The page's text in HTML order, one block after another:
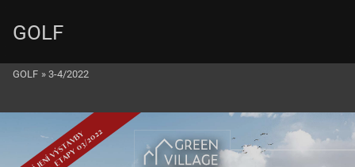
GOLF
GOLF » 3-4/2022